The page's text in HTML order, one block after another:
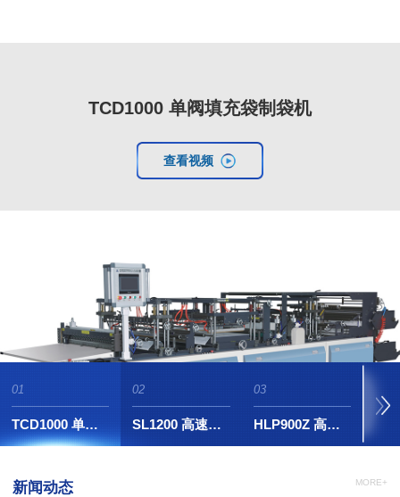
TCD1000 单阀填充袋制袋机
查看视频
01
TCD1000 单阀填充袋制袋机
02
SL1200 高速鞋撑机
03
HLP900Z 高速全自动葫芦泡机（大平台）
MORE+
新闻动态